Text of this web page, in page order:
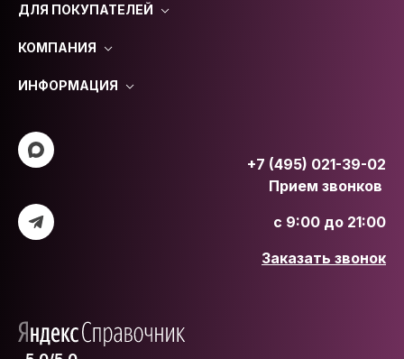
ДЛЯ ПОКУПАТЕЛЕЙ
КОМПАНИЯ
ИНФОРМАЦИЯ
+7 (495) 021-39-02
Прием звонков
с 9:00 до 21:00
Заказать звонок